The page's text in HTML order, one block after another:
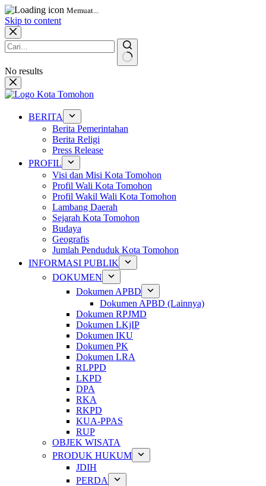
Memuat...
Skip to content
No results
BERITA
Berita Pemerintahan
Berita Religi
Press Release
PROFIL
Visi dan Misi Kota Tomohon
Profil Wali Kota Tomohon
Profil Wakil Wali Kota Tomohon
Lambang Daerah
Sejarah Kota Tomohon
Budaya
Geografis
Jumlah Penduduk Kota Tomohon
INFORMASI PUBLIK
DOKUMEN
Dokumen APBD
Dokumen APBD (Lainnya)
Dokumen RPJMD
Dokumen LKjIP
Dokumen IKU
Dokumen PK
Dokumen LRA
RLPPD
LKPD
DPA
RKA
RKPD
KUA-PPAS
RUP
OBJEK WISATA
PRODUK HUKUM
JDIH
PERDA